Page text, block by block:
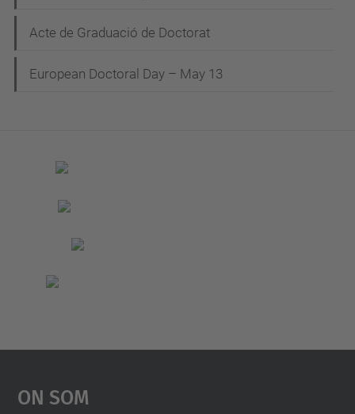
Acte de Graduació de Doctorat
European Doctoral Day – May 13
On Som